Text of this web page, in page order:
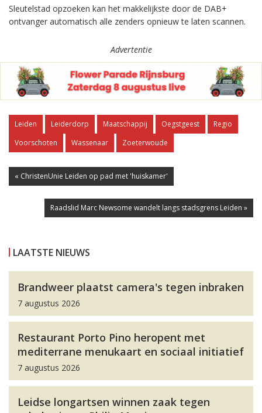
Sleutelstad opzoeken kan het makkelijkste door de DAB+
ontvanger automatisch alle zenders opnieuw te laten scannen.
Advertentie
Leiden Leiderdorp Maatschappij Oegstgeest
Regio
Voorschoten
Wassenaar Zoeterwoude
« ChristenUnie Leiden op pad met 'huiskamer'
Raadslid Marc Newsome wandelt langs stadsgrens Leiden »
LAATSTE NIEUWS
Brandweer plaatst camera's tegen inbraken
7 augustus 2026
Restaurant Porto Pino heropent met
mediterrane menukaart en sociaal initiatief
7 augustus 2026
Leidse longartsen winnen zaak tegen